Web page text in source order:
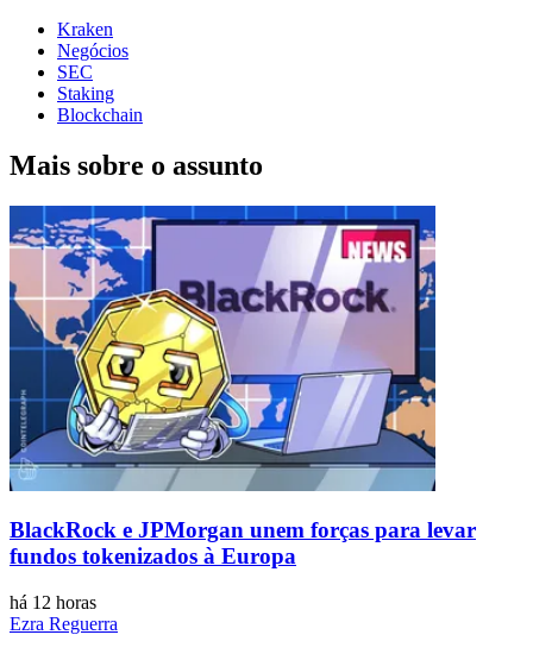
Kraken
Negócios
SEC
Staking
Blockchain
Mais sobre o assunto
BlackRock e JPMorgan unem forças para levar
fundos tokenizados à Europa
há 12 horas
Ezra Reguerra